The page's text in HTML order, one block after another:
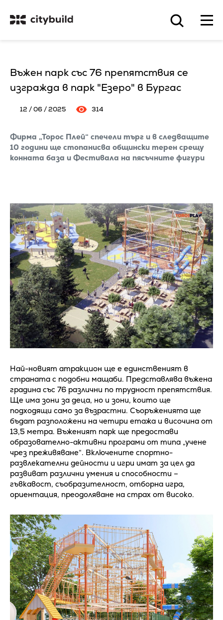
Въжен парк със 76 препятствия се
изгражда в парк "Езеро" в Бургас
12 / 06 / 2025 314
Фирма „Торос Плей“ спечели търг и в следващите
10 години ще стопанисва общински терен срещу
конната база и Фестивала на пясъчните фигури
Най-новият атракцион ще е единственият в
страната с подобни мащаби. Представлява въжена
градина със 76 различни по трудност препятствия.
Ще има зони за деца, но и зони, които ще
подходящи само за възрастни. Съоръженията ще
бъдат разположени на четири етажа и височина от
13,5 метра. Въженият парк ще предостави
образователно-активни програми от типа „учене
чрез преживяване“. Включените спортно-
развлекателни дейности и игри имат за цел да
развиват различни умения и способности –
гъвкавост, съобразителност, отборна игра,
ориентация, преодоляване на страх от високо.